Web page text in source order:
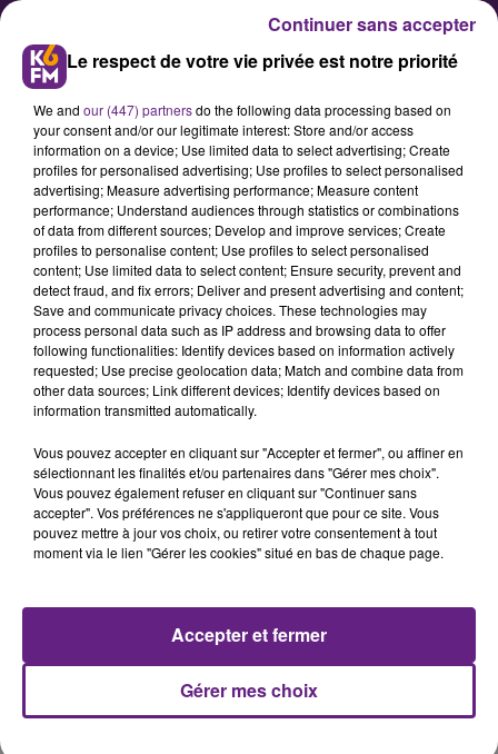
Décidément, le soleil nous
nargue encore
Alors que le confinement se
poursuit, Météo France annonce
encore un temps très ensoleillé
pour toute cette semaine en Côte
Publié : 14 avril 2020 à 10h10 par Fabrice Aubry
Le respect de votre vie privée est notre priorité
We and our (447) partnersdo the following data processing based on
your consent and/or our legitimate interest: Store and/or access
information on a device; Use limited data to select advertising; Create
profiles for personalised advertising; Use profiles to select personalised
advertising; Measure advertising performance; Measure content
performance; Understand audiences through statistics or combinations
of data from different sources; Develop and improve services; Create
profiles to personalise content; Use profiles to select personalised
content; Use limited data to select content; Ensure security, prevent and
detect fraud, and fix errors; Deliver and present advertising and content;
Save and communicate privacy choices. These technologies may
process personal data such as IP address and browsing data to offer
following functionalities: Identify devices based on information actively
requested; Use precise geolocation data; Match and combine data from
other data sources; Link different devices; Identify devices based on
information transmitted automatically.
Vous pouvez accepter en cliquant sur "Accepter et fermer", ou affiner en
sélectionnant les finalités et/ou partenaires dans "Gérer mes choix".
Vous pouvez également refuser en cliquant sur "Continuer sans
accepter". Vos préférences ne s'appliqueront que pour ce site. Vous
pouvez mettre à jour vos choix, ou retirer votre consentement à tout
moment via le lien "Gérer les cookies" situé en bas de chaque page.
Gérer mes choix
Accepter et fermer
Continuer sans accepter